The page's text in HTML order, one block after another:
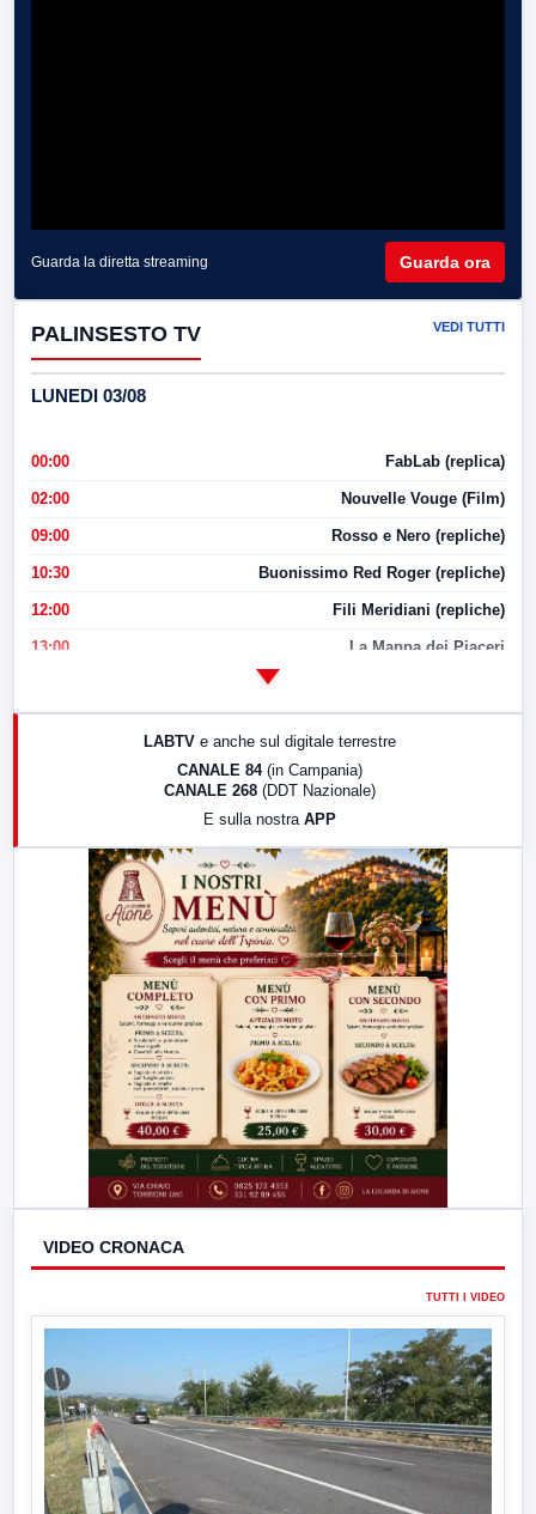
Guarda la diretta streaming Guarda ora
PALINSESTO TV VEDI TUTTI
LUNEDI 03/08
00:00 FabLab (replica)
02:00 Nouvelle Vouge (Film)
09:00 Rosso e Nero (repliche)
10:30 Buonissimo Red Roger (repliche)
12:00 Fili Meridiani (repliche)
13:00 La Mappa dei Piaceri
LabNews (replica)
LABTV e anche sul digitale terrestre
CANALE 84 (in Campania)
CANALE 268 (DDT Nazionale)
E sulla nostra APP
VIDEO CRONACA
TUTTI I VIDEO